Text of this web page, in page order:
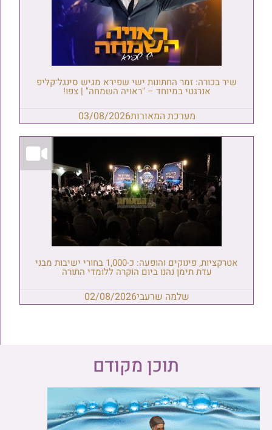
שיר בכורה: זמר החתונות ישי שפירא מגיש סינגל־קליפ
אנרגטי במיוחד – "ראויה השמחה" | צפו!
מערכת המאורות03/08/2026
אטרקציות, פינוקים והופעה: כ-1,000 בחורי ישיבות מבני
עדת תימן נהנו ביום הוקרה ללומדי התורה
שלמה שרעבי02/08/2026
תוכן מקודם